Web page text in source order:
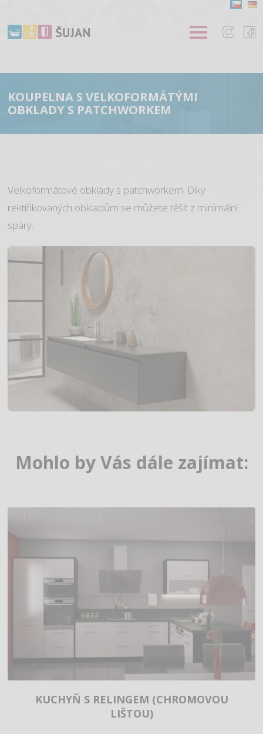
KOUPELNA S VELKOFORMÁTÝMI
OBKLADY S PATCHWORKEM
Velkoformátové obklady s patchworkem. Díky
rektifikovaných obkladům se můžete těšit z minimální
spáry.
Mohlo by Vás dále zajímat:
KUCHYŇ S RELINGEM (CHROMOVOU
LIŠTOU)